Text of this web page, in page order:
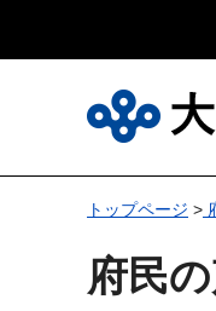
トップページ >
府民